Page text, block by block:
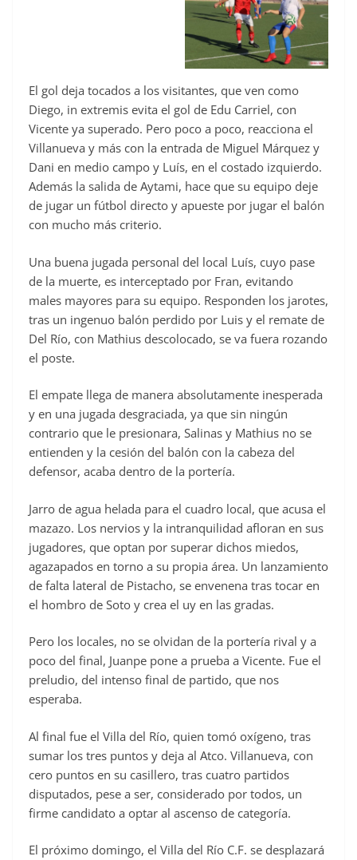
El gol deja tocados a los visitantes, que ven como
Diego, in extremis evita el gol de Edu Carriel, con
Vicente ya superado. Pero poco a poco, reacciona el
Villanueva y más con la entrada de Miguel Márquez y
Dani en medio campo y Luís, en el costado izquierdo.
Además la salida de Aytami, hace que su equipo deje
de jugar un fútbol directo y apueste por jugar el balón
con mucho más criterio.
Una buena jugada personal del local Luís, cuyo pase
de la muerte, es interceptado por Fran, evitando
males mayores para su equipo. Responden los jarotes,
tras un ingenuo balón perdido por Luis y el remate de
Del Río, con Mathius descolocado, se va fuera rozando
el poste.
El empate llega de manera absolutamente inesperada
y en una jugada desgraciada, ya que sin ningún
contrario que le presionara, Salinas y Mathius no se
entienden y la cesión del balón con la cabeza del
defensor, acaba dentro de la portería.
Jarro de agua helada para el cuadro local, que acusa el
mazazo. Los nervios y la intranquilidad afloran en sus
jugadores, que optan por superar dichos miedos,
agazapados en torno a su propia área. Un lanzamiento
de falta lateral de Pistacho, se envenena tras tocar en
el hombro de Soto y crea el uy en las gradas.
Pero los locales, no se olvidan de la portería rival y a
poco del final, Juanpe pone a prueba a Vicente. Fue el
preludio, del intenso final de partido, que nos
esperaba.
Al final fue el Villa del Río, quien tomó oxígeno, tras
sumar los tres puntos y deja al Atco. Villanueva, con
cero puntos en su casillero, tras cuatro partidos
disputados, pese a ser, considerado por todos, un
firme candidato a optar al ascenso de categoría.
El próximo domingo, el Villa del Río C.F. se desplazará